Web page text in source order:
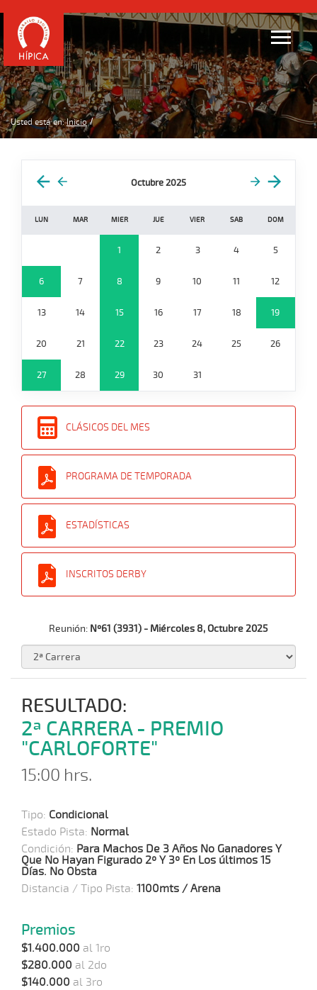
Usted está en: Inicio
Octubre 2025
LUN MAR MIER JUE VIER SAB DOM
1 2 3 4 5
6 7 8 9 10 11 12
13 14 15 16 17 18 19
20 21 22 23 24 25 26
27 28 29 30 31
CLÁSICOS DEL MES
PROGRAMA DE TEMPORADA
ESTADÍSTICAS
INSCRITOS DERBY
Reunión: Nº61 (3931) - Miércoles 8, Octubre 2025
RESULTADO:
2ª CARRERA - PREMIO
"CARLOFORTE"
15:00 hrs.
Tipo: Condicional
Estado Pista: Normal
Condición: Para Machos De 3 Años No Ganadores Y
Que No Hayan Figurado 2º Y 3º En Los últimos 15
Días. No Obsta
Distancia / Tipo Pista: 1100mts / Arena
Premios
$1.400.000 al 1ro
$280.000 al 2do
$140.000 al 3ro